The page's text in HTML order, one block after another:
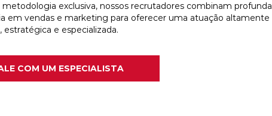
exclusiva, nossos recrutadores combinam profunda
em vendas e marketing para oferecer uma atuação altamente
estratégica e especializada.
COM UM ESPECIALISTA